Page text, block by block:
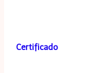
Certificado